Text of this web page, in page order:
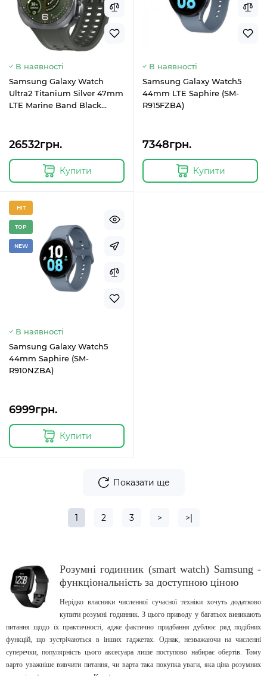
В наявності
Samsung Galaxy Watch
Ultra2 Titanium Silver 47mm
LTE Marine Band Black
26532грн.
Купити
В наявності
Samsung Galaxy Watch5
44mm LTE Saphire (SM-
R915FZBA)
7348грн.
Купити
HIT
TOP
NEW
В наявності
Samsung Galaxy Watch5
44mm Saphire (SM-
R910NZBA)
6999грн.
Купити
Показати ще
1 2 3 > >|
Розумні годинник (smart watch) Samsung -
функціональність за доступною ціною
Нерідко власники численної сучасної техніки хочуть додатково
купити розумні годинник. З цього приводу у багатьох виникають
питання щодо їх практичності, адже фактично придбання дублює ряд подібних
функцій, що зустрічаються в інших гаджетах. Однак, незважаючи на численні
суперечки, популярність цього аксесуара лише поступово набирає обертів. Тому
варто уважніше вивчити питання, чи варта така покупка уваги, яка ціна розумних